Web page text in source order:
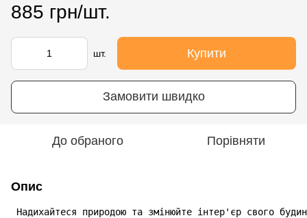
885 грн/шт.
шт. Купити
Замовити швидко
До обраного Порівняти
Опис
Надихайтеся природою та змінюйте інтер'єр свого